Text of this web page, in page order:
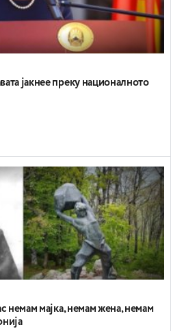
јакнее преку националното
немам мајка, немам жена, немам